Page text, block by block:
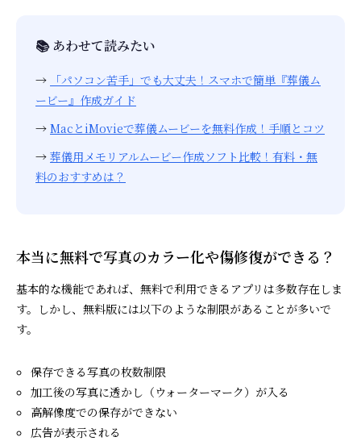
📚 あわせて読みたい
→
「パソコン苦手」でも大丈夫！スマホで簡単『葬儀ム
ービー』作成ガイド
→ MacとiMovieで葬儀ムービーを無料作成！手順とコツ
→ 葬儀用メモリアルムービー作成ソフト比較！有料・無
料のおすすめは？
本当に無料で写真のカラー化や傷修復ができる？
基本的な機能であれば、無料で利用できるアプリは多数存在しま
す。しかし、無料版には以下のような制限があることが多いで
す。
保存できる写真の枚数制限
加工後の写真に透かし（ウォーターマーク）が入る
高解像度での保存ができない
広告が表示される